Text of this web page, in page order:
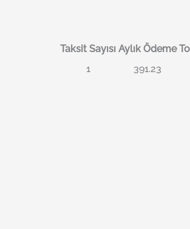
Taksit Sayısı Aylık Ödeme
1
391.23